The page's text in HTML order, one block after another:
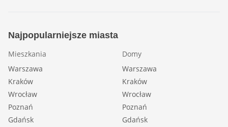
Najpopularniejsze miasta
Mieszkania
Warszawa
Kraków
Wrocław
Poznań
Gdańsk
Domy
Warszawa
Kraków
Wrocław
Poznań
Gdańsk